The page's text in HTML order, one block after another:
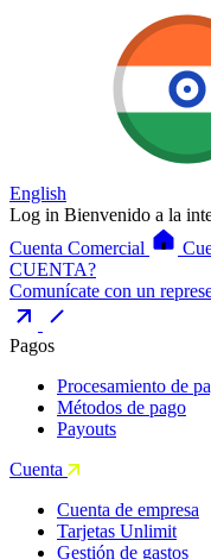
English
Log in Bienvenido a la
Cuenta Comercial
CUENTA?
Comunícate con un
Pagos
Procesamiento de
Métodos de pago
Payouts
Cuenta
Cuenta de empresa
Tarjetas Unlimit
Gestión de gastos